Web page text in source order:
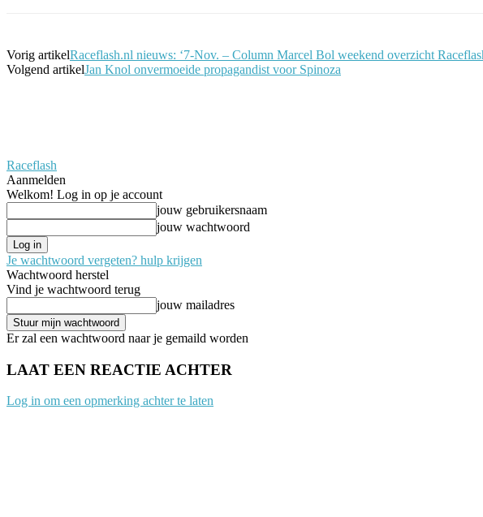
Vorig artikelRaceflash.nl nieuws: ‘7-Nov. – Column Marcel Bol weekend overzicht
Volgend artikelJan Knol onvermoeide propagandist voor Spinoza
Raceflash
Aanmelden
Welkom! Log in op je account
jouw gebruikersnaam
jouw wachtwoord
Je wachtwoord vergeten? hulp krijgen
Wachtwoord herstel
Vind je wachtwoord terug
jouw mailadres
Er zal een wachtwoord naar je gemaild worden
LAAT EEN REACTIE ACHTER
Log in om een opmerking achter te laten